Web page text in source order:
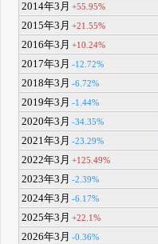
2014年3月 +55.95%
2015年3月 +21.55%
2016年3月 +10.24%
2017年3月 -12.72%
2018年3月 -6.72%
2019年3月 -1.44%
2020年3月 -34.35%
2021年3月 -23.29%
2022年3月 +125.49%
2023年3月 -2.39%
2024年3月 -6.17%
2025年3月 +22.1%
2026年3月 -0.36%